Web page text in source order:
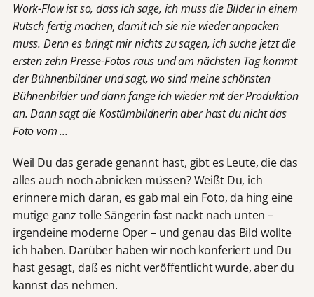
Work-Flow ist so, dass ich sage, ich muss die Bilder in einem
Rutsch fertig machen, damit ich sie nie wieder anpacken
muss. Denn es bringt mir nichts zu sagen, ich suche jetzt die
ersten zehn Presse-Fotos raus und am nächsten Tag kommt
der Bühnenbildner und sagt, wo sind meine schönsten
Bühnenbilder und dann fange ich wieder mit der Produktion
an. Dann sagt die Kostümbildnerin aber hast du nicht das
Foto vom …
Weil Du das gerade genannt hast, gibt es Leute, die das
alles auch noch abnicken müssen? Weißt Du, ich
erinnere mich daran, es gab mal ein Foto, da hing eine
mutige ganz tolle Sängerin fast nackt nach unten –
irgendeine moderne Oper – und genau das Bild wollte
ich haben. Darüber haben wir noch konferiert und Du
hast gesagt, daß es nicht veröffentlicht wurde, aber du
kannst das nehmen.